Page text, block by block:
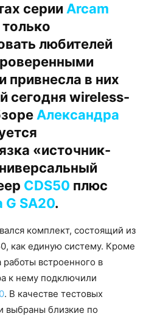
серии Arcam
любителей
привнесла в них
сегодня wireless-
Александра
«источник-
CDS50 плюс
G SA20.
комплект, состоящий из
как единую систему. Кроме
работы встроенного в
к нему подключили
. В качестве тестовых
выбраны близкие по